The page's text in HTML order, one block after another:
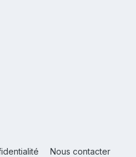
Nous contacter